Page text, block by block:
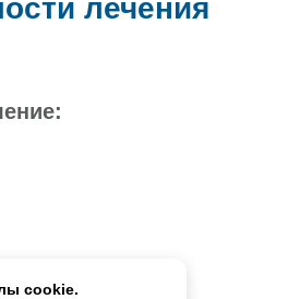
cookie.
лечения